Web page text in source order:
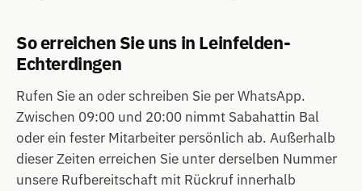
So erreichen Sie uns in Leinfelden-
Echterdingen
Rufen Sie an oder schreiben Sie per WhatsApp.
Zwischen 09:00 und 20:00 nimmt Sabahattin Bal
oder ein fester Mitarbeiter persönlich ab. Außerhalb
dieser Zeiten erreichen Sie unter derselben Nummer
unsere Rufbereitschaft mit Rückruf innerhalb